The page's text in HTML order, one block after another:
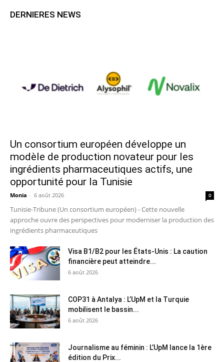
DERNIERES NEWS
Un consortium européen développe un
modèle de production novateur pour les
ingrédients pharmaceutiques actifs, une
opportunité pour la Tunisie
Monia - 6 août 2026 0
Tunisie-Tribune (Un consortium européen) - Cette nouvelle
approche ouvre des perspectives pour moderniser la production des
ingrédients pharmaceutiques
Visa B1/B2 pour les États-Unis : La caution
financière peut atteindre...
6 août 2026
COP31 à Antalya : L’UpM et la Turquie
mobilisent le bassin...
6 août 2026
Journalisme au féminin : L’UpM lance la 1ère
édition du Prix...